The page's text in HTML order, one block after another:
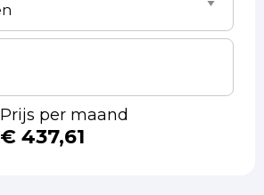
Prijs per maand
€ 437,61